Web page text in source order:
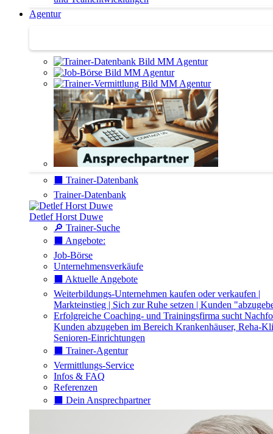
Agentur
⬛️ Trainer-Datenbank
Trainer-Datenbank
Detlef Horst Duwe
🔎 Trainer-Suche
⬛️ Angebote:
Job-Börse
Unternehmensverkäufe
⬛️ Aktuelle Angebote
Weiterbildungs-Unternehmen kaufen oder verkaufen |
Markteinstieg | Sich zur Ruhe setzen | Kunden
Erfolgreiche Coaching- und Trainingsfirma sucht
Kunden abzugeben im Bereich Krankenhäuser, Reha-
Senioren-Einrichtungen
⬛️ Trainer-Agentur
Vermittlungs-Service
Infos & FAQ
Referenzen
⬛️ Dein Ansprechpartner